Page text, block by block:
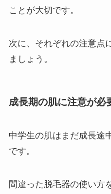
ことが大切です。
次に、それぞれの注意点
ましょう。
成長期の肌に注意が必
中学生の肌はまだ成長途
です。
間違った脱毛器の使い方